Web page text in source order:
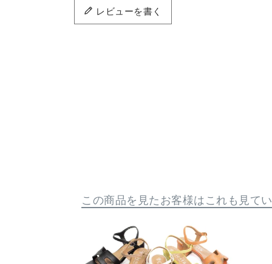
レビューを書く
この商品を見たお客様はこれも見て